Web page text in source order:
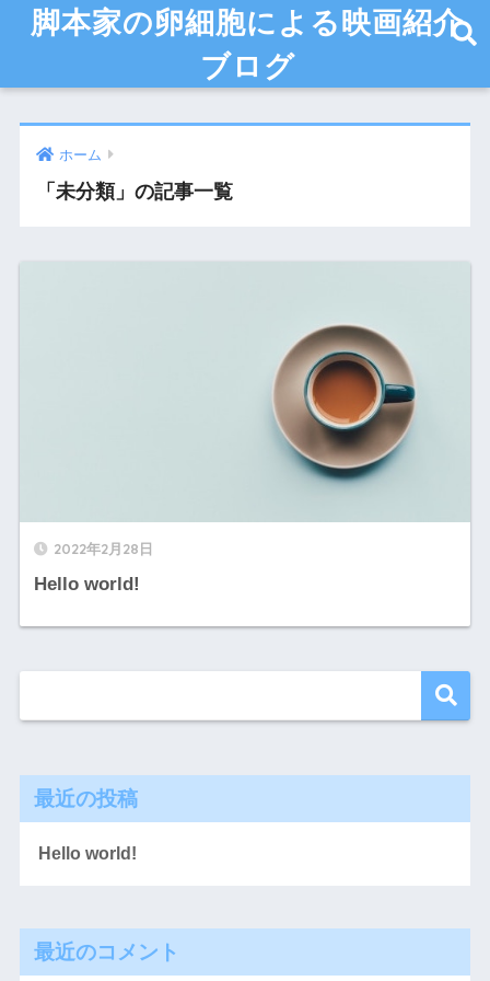
脚本家の卵細胞による映画紹介
ブログ
ホーム
「未分類」の記事一覧
2022年2月28日
Hello world!
最近の投稿
Hello world!
最近のコメント